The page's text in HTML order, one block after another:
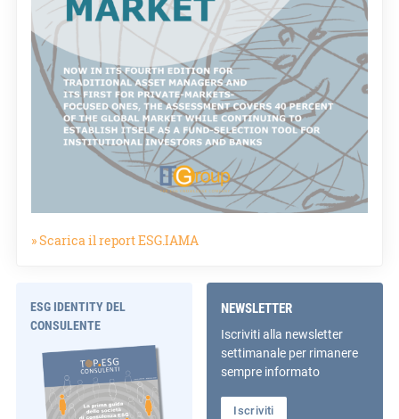
» Scarica il report ESG.IAMA
ESG IDENTITY DEL
CONSULENTE
NEWSLETTER
Iscriviti alla newsletter
settimanale per rimanere
sempre informato
Iscriviti